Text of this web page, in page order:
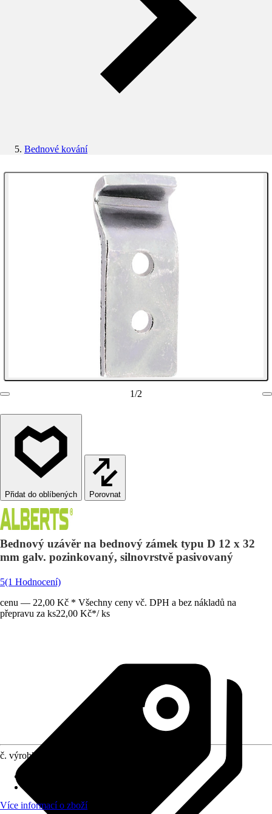
Bednové kování
1/2
Porovnat
Bednový uzávěr na bednový zámek typu D 12 x 32
mm galv. pozinkovaný, silnovrstvě pasivovaný
5(1 Hodnocení)
cenu — 22,00 Kč * Všechny ceny vč. DPH a bez nákladů na
přepravu za ks22,00 Kč*/ ks
č. výrobku
Více informací o zboží